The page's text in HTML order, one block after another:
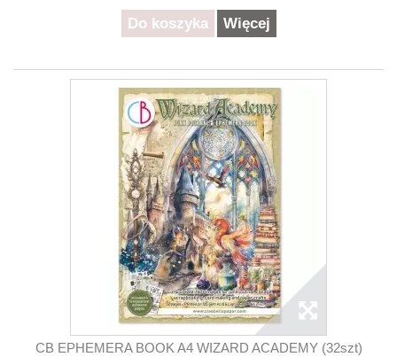
Do koszyka Więcej
CB EPHEMERA BOOK A4 WIZARD ACADEMY (32szt)